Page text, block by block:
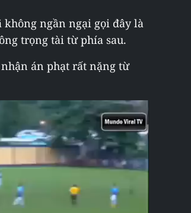
không ngần ngại gọi đây là
trọng tài từ phía sau.
án phạt rất nặng từ